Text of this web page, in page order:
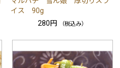
イス 90g
280円
（税込み）